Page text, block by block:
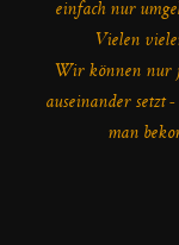
einfach nur
Vielen
Wir können nur
auseinander setzt
man